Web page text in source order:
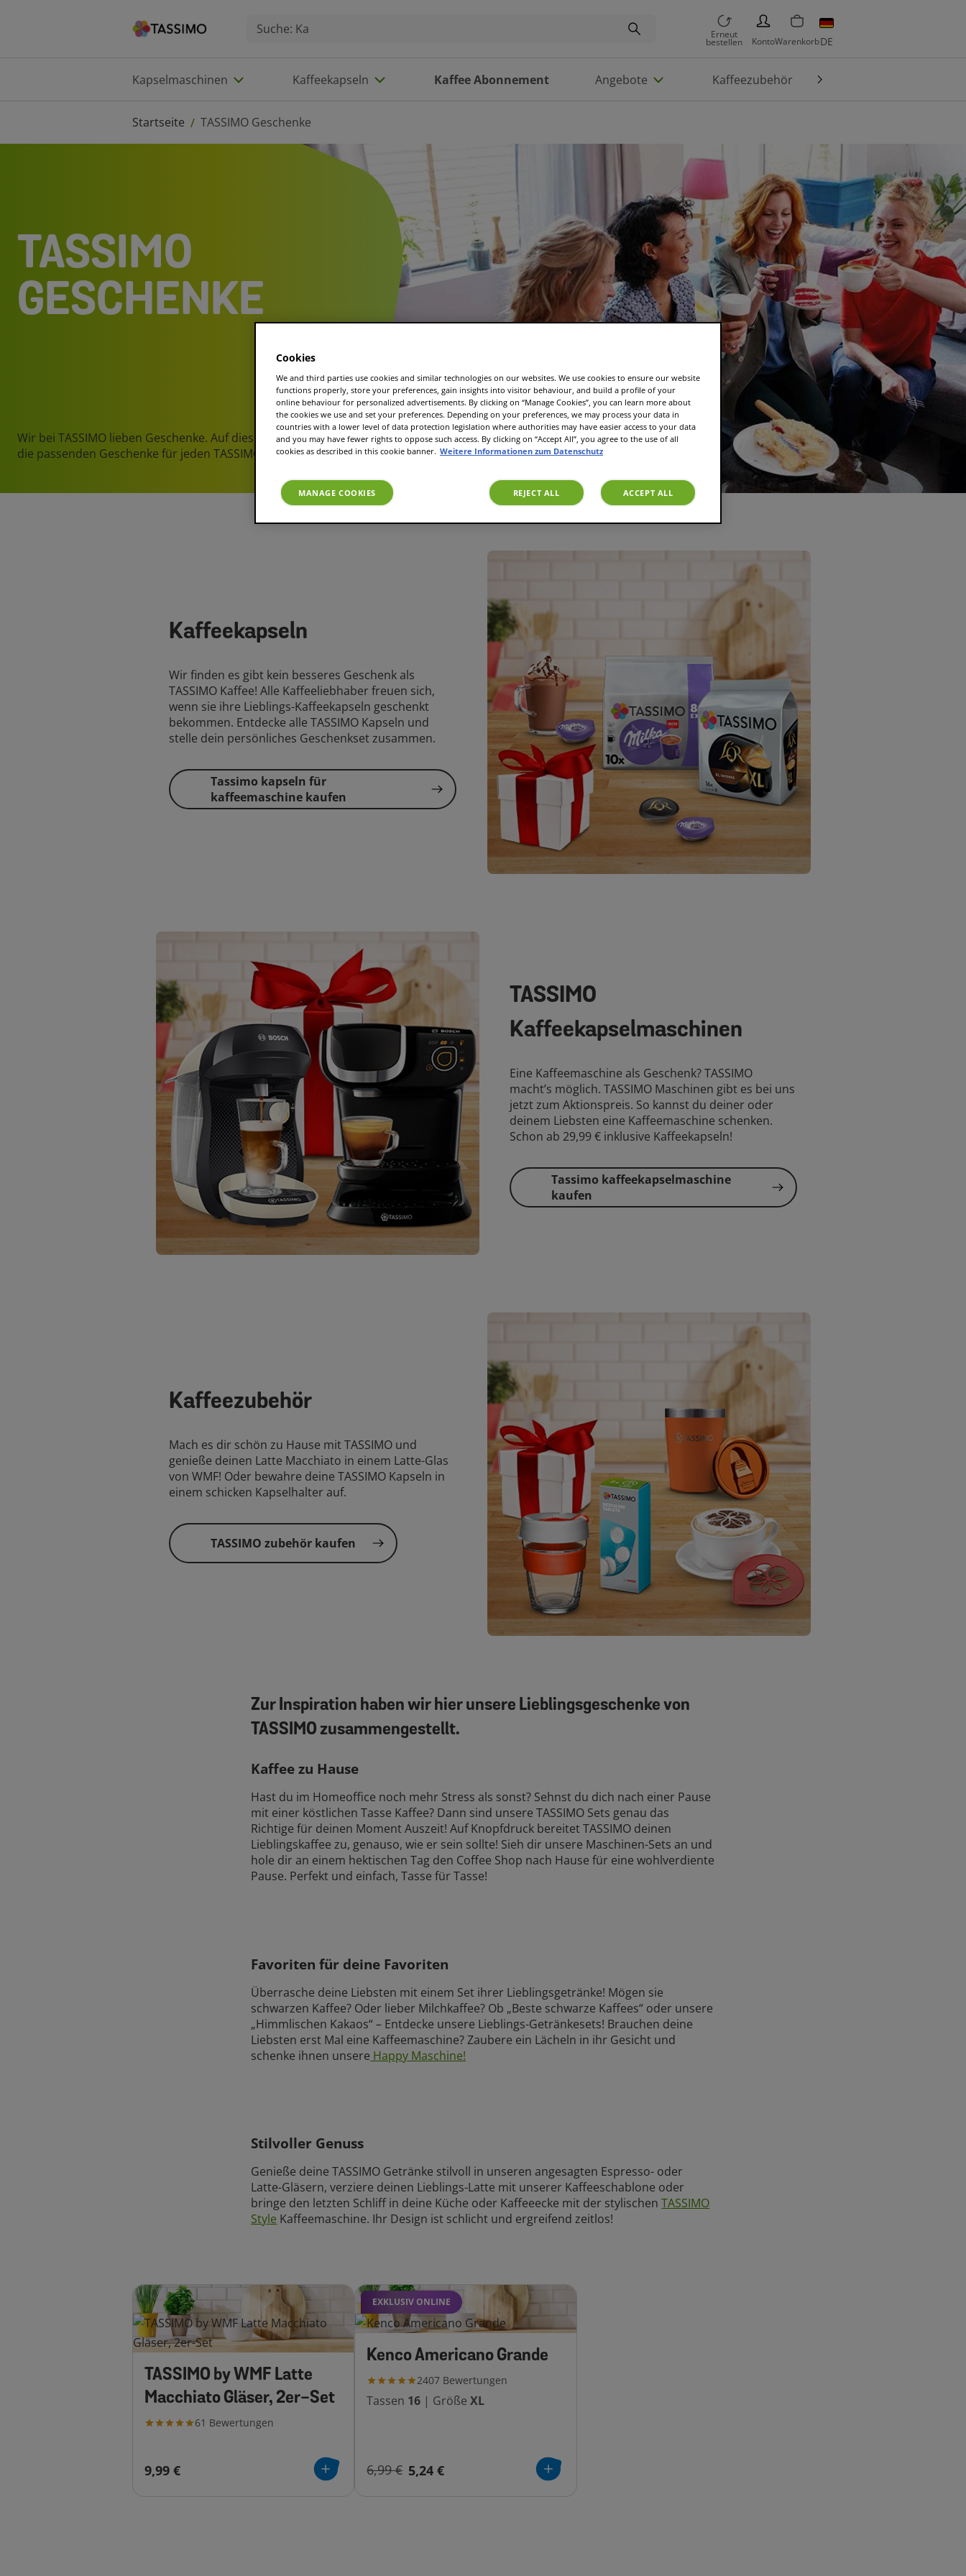
Erneut
bestellen
PERSON
KontoWarenkorbDE
Kapselmaschinen Kaffeekapseln Kaffee Abonnement Angebote Kaffeezubehör
Startseite / TASSIMO Geschenke
TASSIMO
GESCHENKE
Wir bei TASSIMO lieben Geschenke. Auf dieser Seite findest du
die passenden Geschenke für jeden TASSIMO Liebhaber.
Kaffeekapseln
Wir finden es gibt kein besseres Geschenk als
TASSIMO Kaffee! Alle Kaffeeliebhaber freuen sich,
wenn sie ihre Lieblings-Kaffeekapseln geschenkt
bekommen. Entdecke alle TASSIMO Kapseln und
stelle dein persönliches Geschenkset zusammen.
Tassimo kapseln für
kaffeemaschine kaufen
TASSIMO
Kaffeekapselmaschinen
Eine Kaffeemaschine als Geschenk? TASSIMO
macht’s möglich. TASSIMO Maschinen gibt es bei uns
jetzt zum Aktionspreis. So kannst du deiner oder
deinem Liebsten eine Kaffeemaschine schenken.
Schon ab 29,99 € inklusive Kaffeekapseln!
Tassimo kaffeekapselmaschine
kaufen
Kaffeezubehör
Mach es dir schön zu Hause mit TASSIMO und
genieße deinen Latte Macchiato in einem Latte-Glas
von WMF! Oder bewahre deine TASSIMO Kapseln in
einem schicken Kapselhalter auf.
TASSIMO zubehör kaufen
Zur Inspiration haben wir hier unsere Lieblingsgeschenke von
TASSIMO zusammengestellt.
Kaffee zu Hause
Hast du im Homeoffice noch mehr Stress als sonst? Sehnst du dich nach einer Pause
mit einer köstlichen Tasse Kaffee? Dann sind unsere TASSIMO Sets genau das
Richtige für deinen Moment Auszeit! Auf Knopfdruck bereitet TASSIMO deinen
Lieblingskaffee zu, genauso, wie er sein sollte! Sieh dir unsere Maschinen-Sets an und
hole dir an einem hektischen Tag den Coffee Shop nach Hause für eine wohlverdiente
Pause. Perfekt und einfach, Tasse für Tasse!
Favoriten für deine Favoriten
Überrasche deine Liebsten mit einem Set ihrer Lieblingsgetränke! Mögen sie
schwarzen Kaffee? Oder lieber Milchkaffee? Ob „Beste schwarze Kaffees“ oder unsere
„Himmlischen Kakaos“ – Entdecke unsere Lieblings-Getränkesets! Brauchen deine
Liebsten erst Mal eine Kaffeemaschine? Zaubere ein Lächeln in ihr Gesicht und
schenke ihnen unsere Happy Maschine!
Stilvoller Genuss
Genieße deine TASSIMO Getränke stilvoll in unseren angesagten Espresso- oder
Latte-Gläsern, verziere deinen Lieblings-Latte mit unserer Kaffeeschablone oder
bringe den letzten Schliff in deine Küche oder Kaffeeecke mit der stylischenTASSIMO
Style Kaffeemaschine. Ihr Design ist schlicht und ergreifend zeitlos!
TASSIMO by WMF Latte
Macchiato Gläser, 2er-Set
61 Bewertungen
9,99 €
EXKLUSIV ONLINE
Kenco Americano Grande
2407 Bewertungen
Tassen 16 | Größe XL
6,99 € 5,24 €
Cookies
We and third parties use cookies and similar technologies on our websites. We use cookies to ensure our website
functions properly, store your preferences, gain insights into visitor behaviour, and build a profile of your
online behaviour for personalized advertisements. By clicking on “Manage Cookies”, you can learn more about
the cookies we use and set your preferences. Depending on your preferences, we may process your data in
countries with a lower level of data protection legislation where authorities may have easier access to your data
and you may have fewer rights to oppose such access. By clicking on “Accept All”, you agree to the use of all
cookies as described in this cookie banner. Weitere Informationen zum Datenschutz
MANAGE COOKIES REJECT ALL ACCEPT ALL